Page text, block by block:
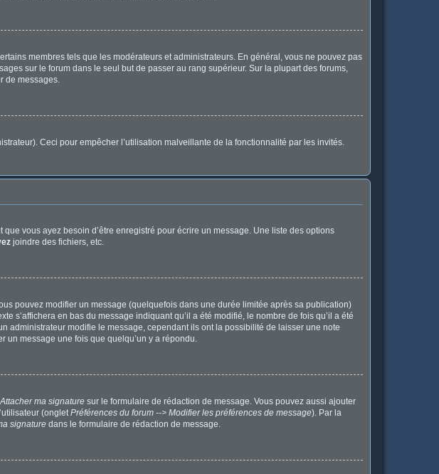
membres tels que les modérateurs et administrateurs. En général, vous ne pouvez pas
sur le forum dans le seul but de passer au rang supérieur. Sur la plupart des forums,
de messages.
Ceci pour empêcher l’utilisation malveillante de la fonctionnalité par les invités.
vous ayez besoin d’être enregistré pour écrire un message. Une liste des options
joindre des fichiers, etc.
pouvez modifier un message (quelquefois dans une durée limitée après sa publication)
s’affichera en bas du message indiquant qu’il a été modifié, le nombre de fois qu’il a été
administrateur modifie le message, cependant ils ont la possibilité de laisser une note
un message une fois que quelqu’un y a répondu.
Attacher ma signature sur le formulaire de rédaction de message. Vous pouvez aussi ajouter
(ongletPréférences du forum --> Modifier les préférences de message). Par la
signature dans le formulaire de rédaction de message.